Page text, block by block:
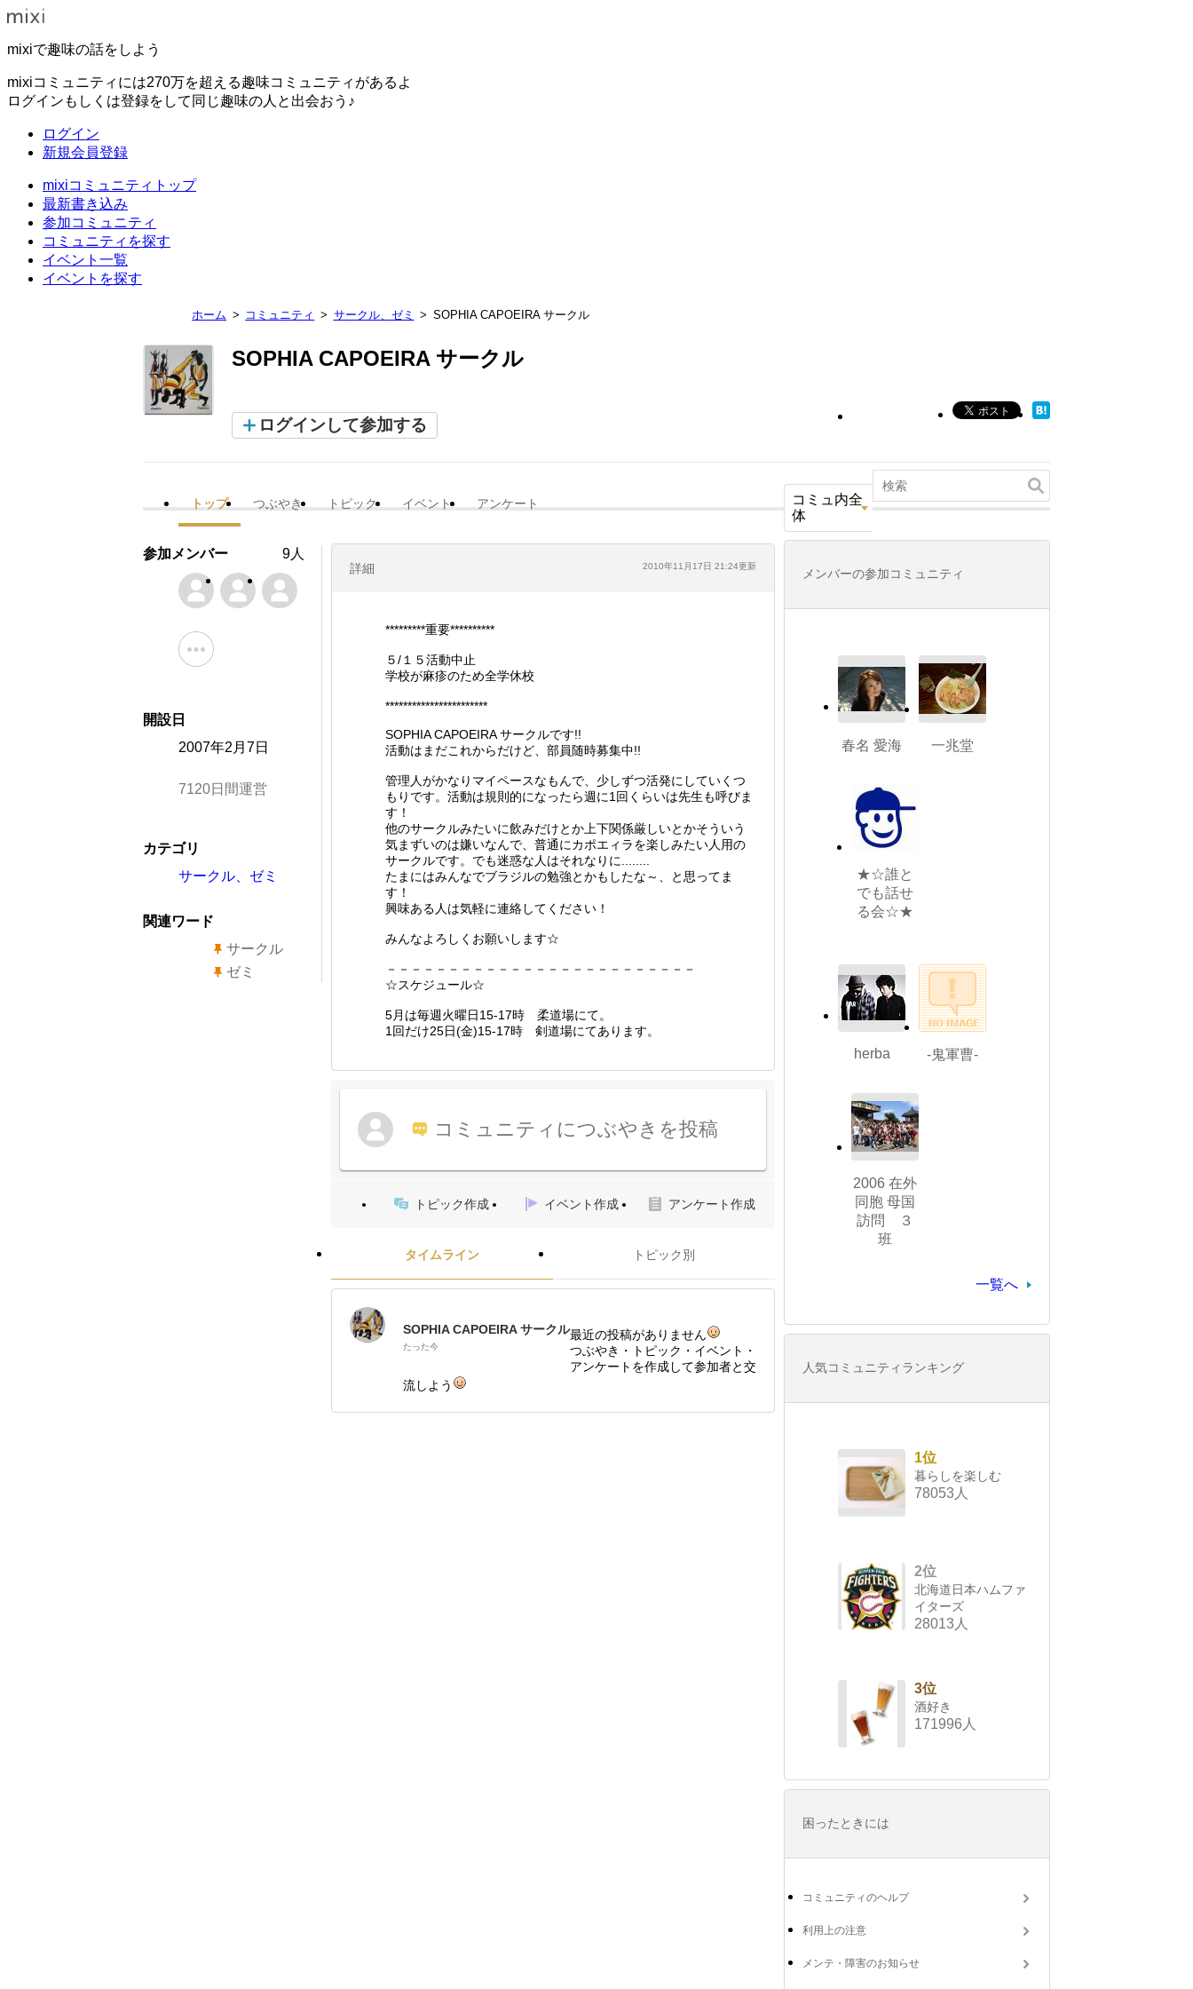
mixiで趣味の話をしよう
mixiコミュニティには270万を超える趣味コミュニティがあるよ
ログインもしくは登録をして同じ趣味の人と出会おう♪
ログイン
新規会員登録
mixiコミュニティトップ
最新書き込み
参加コミュニティ
コミュニティを探す
イベント一覧
イベントを探す
ホーム コミュニティ サークル、ゼミ SOPHIA CAPOEIRA サークル
SOPHIA CAPOEIRA サークル
ログインして参加する
トップ つぶやき トピック イベント アンケート
コミュ内全
体
詳細 2010年11月17日 21:24更新
*********重要**********
５/１５活動中止
学校が麻疹のため全学休校
***********************
SOPHIA CAPOEIRA サークルです!!
活動はまだこれからだけど、部員随時募集中!!
管理人がかなりマイペースなもんで、少しずつ活発にしていくつ
もりです。活動は規則的になったら週に1回くらいは先生も呼びま
す！
他のサークルみたいに飲みだけとか上下関係厳しいとかそういう
気まずいのは嫌いなんで、普通にカポエィラを楽しみたい人用の
サークルです。でも迷惑な人はそれなりに........
たまにはみんなでブラジルの勉強とかもしたな～、と思ってま
す！
興味ある人は気軽に連絡してください！
みんなよろしくお願いします☆
－－－－－－－－－－－－－－－－－－－－－－－－－
☆スケジュール☆
5月は毎週火曜日15-17時 柔道場にて。
1回だけ25日(金)15-17時 剣道場にてあります。
コミュニティにつぶやきを投稿
トピック作成 イベント作成 アンケート作成
タイムライン トピック別
SOPHIA CAPOEIRA サークル
たった今
最近の投稿がありません
つぶやき・トピック・イベント・
アンケートを作成して参加者と交
流しよう
参加メンバー 9人
開設日
2007年2月7日
7120日間運営
カテゴリ
サークル、ゼミ
関連ワード
サークル
ゼミ
メンバーの参加コミュニティ
春名 愛海 一兆堂
★☆誰と
でも話せ
る会☆★
herba -鬼軍曹-
2006 在外
同胞 母国
訪問 ３
班
一覧へ
人気コミュニティランキング
1位
暮らしを楽しむ
78053人
2位
北海道日本ハムファ
イターズ
28013人
3位
酒好き
171996人
困ったときには
コミュニティのヘルプ
利用上の注意
メンテ・障害のお知らせ